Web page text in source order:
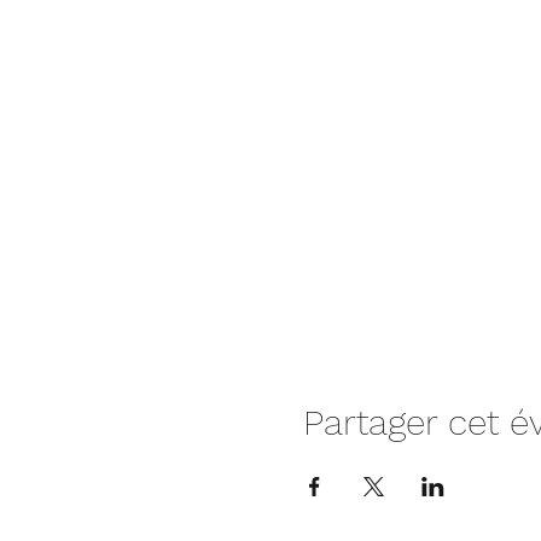
Partager cet